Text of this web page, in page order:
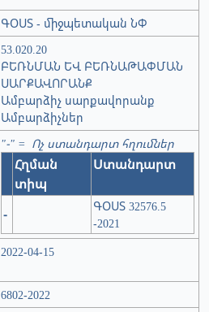
ԳՕՍՏ - միջպետական ՆՓ
53.020.20
ԲԵՌՆՄԱՆ ԵՎ ԲԵՌՆԱԹԱՓՄԱՆ
ՍԱՐՔԱՎՈՐԱՆՔ
Ամբարձիչ սարքավորանք
Ամբարձիչներ
"-" = Ոչ ստանդարտ հղումներ
Հղման
տիպ
Ստանդարտ
-
ԳՕՍՏ 32576.5
-2021
2022-04-15
6802-2022